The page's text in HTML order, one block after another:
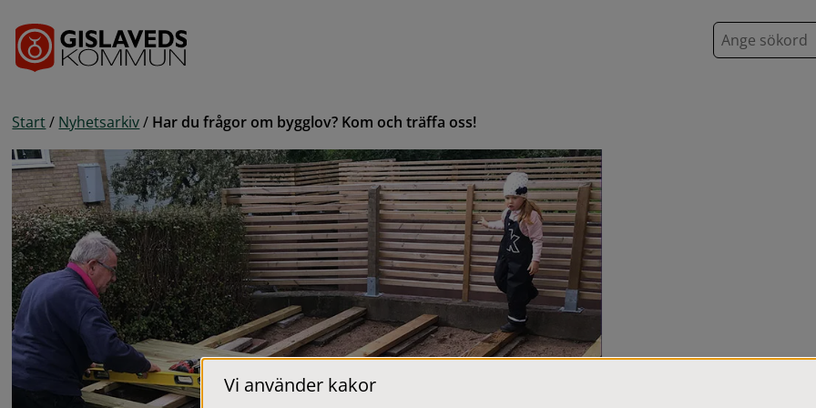
S
ö
Start / Nyhetsarkiv / Har du frågor om bygglov? Kom och träffa oss!
Vi använder kakor